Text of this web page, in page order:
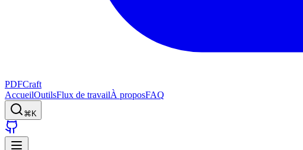
PDFCraft
AccueilOutilsFlux de travailÀ proposFAQ
⌘K